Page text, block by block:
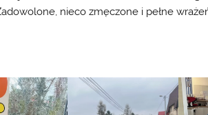
nieco zmęczone i pełne